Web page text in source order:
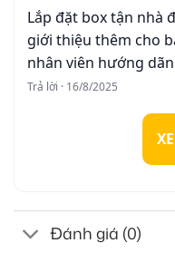
Lắp đặt box tận nhà
giới thiệu thêm cho
nhân viên hướng
Trả lời · 16/8/2025
Đánh giá (0)